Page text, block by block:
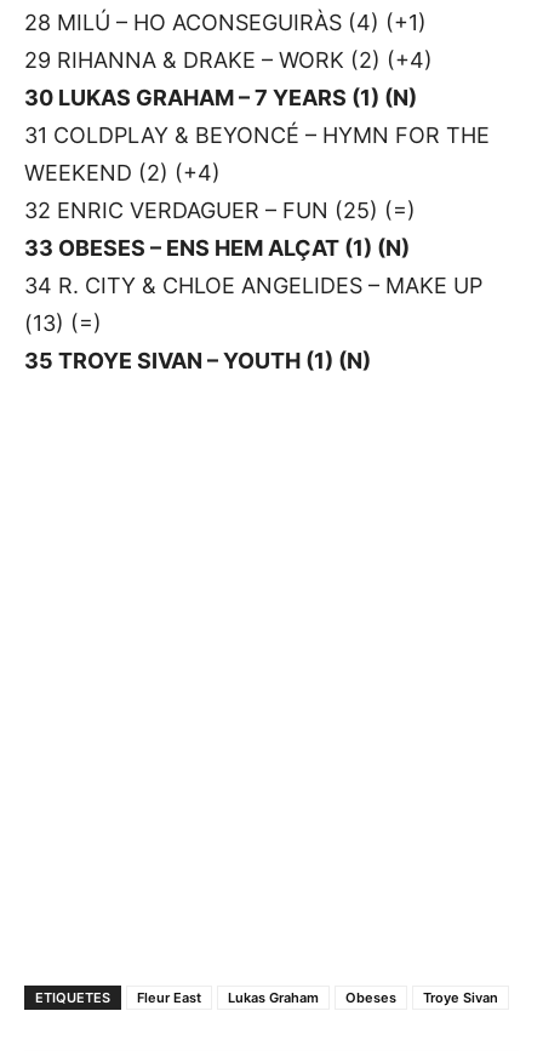
28 MILÚ – HO ACONSEGUIRÀS (4) (+1)
29 RIHANNA & DRAKE – WORK (2) (+4)
30 LUKAS GRAHAM – 7 YEARS (1) (N)
31 COLDPLAY & BEYONCÉ – HYMN FOR THE
WEEKEND (2) (+4)
32 ENRIC VERDAGUER – FUN (25) (=)
33 OBESES – ENS HEM ALÇAT (1) (N)
34 R. CITY & CHLOE ANGELIDES – MAKE UP
(13) (=)
35 TROYE SIVAN – YOUTH (1) (N)
ETIQUETES Fleur East Lukas Graham Obeses Troye Sivan